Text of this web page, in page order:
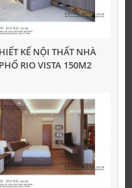
KẾ NỘI THẤT NHÀ
PHỐ RIO VISTA 150M2